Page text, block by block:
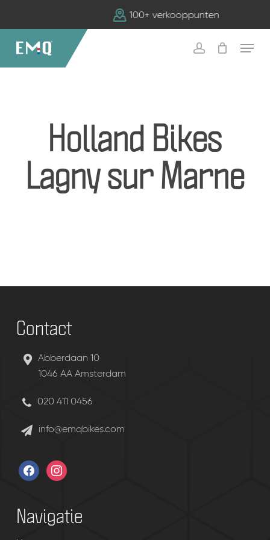
content
100+ verkooppunten
Menu
Holland Bikes
Lagny sur Marne
Contact
Abberdaan 10
1046 AA Amsterdam
020 411 0456
info@emqbikes.com
facebookinstagram
Navigatie